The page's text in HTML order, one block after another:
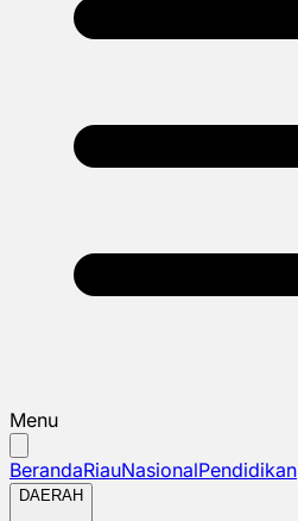
Menu
BerandaRiauNasionalPendidikan
DAERAH